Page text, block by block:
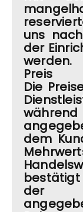
uns
der
werden.
Preis
Die
dem
bestätigt
der